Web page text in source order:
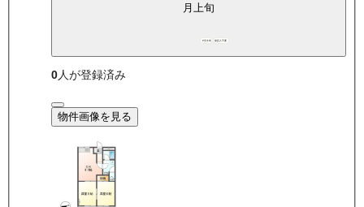
月上旬
P空き有 保証人不要
0人が登録済み
物件画像を見る